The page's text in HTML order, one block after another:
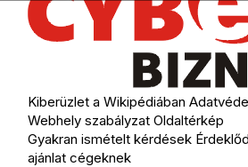
Kiberüzlet a Wikipédiában
Webhely szabályzat Oldaltérkép
Gyakran ismételt kérdések
ajánlat cégeknek